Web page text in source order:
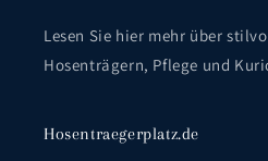
Lesen Sie hier mehr über
Hosenträgern, Pflege und
Hosentraegerplatz.de